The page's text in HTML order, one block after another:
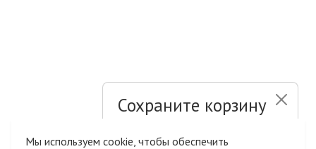
Сохраните корзину
Мы используем cookie, чтобы обеспечить